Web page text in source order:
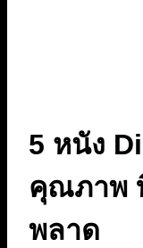
5 หนัง
คุณภาพ
พลาด